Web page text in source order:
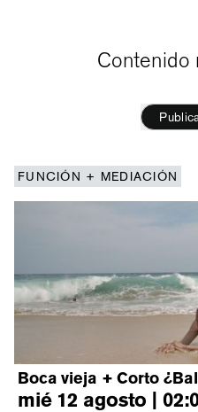
Contenido
FUNCIÓN + MEDIACIÓN
Boca vieja + Corto
mié 12 agosto |